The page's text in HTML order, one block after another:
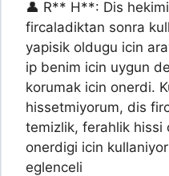
👤 R** H**: Dis
fircaladiktan sonra
yapisik oldugu icin
ip benim icin uygun
korumak icin onerdi.
hissetmiyorum, dis
temizlik, ferahlik hissi
onerdigi icin
eglenceli